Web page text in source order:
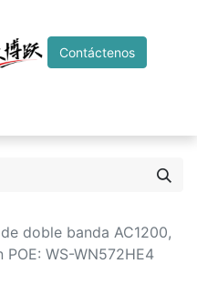
Contáctenos
doble banda AC1200,
WS-WN572HE4